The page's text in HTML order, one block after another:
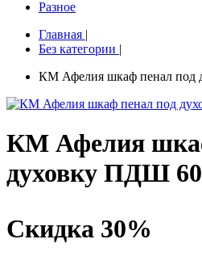
Разное
Главная |
Без категории |
КМ Афелия шкаф пенал под
КМ Афелия
духовку ПДШ
Скидка 30%